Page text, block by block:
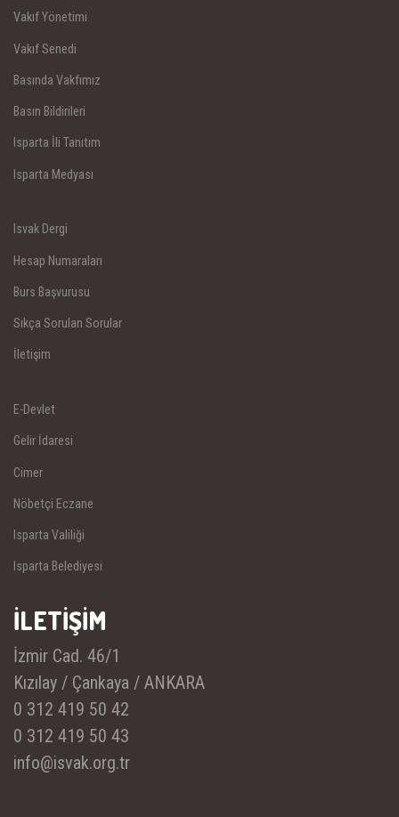
Vakıf Yönetimi
Vakıf Senedi
Basında Vakfımız
Basın Bildirileri
Isparta İli Tanıtım
Isparta Medyası
Isvak Dergi
Hesap Numaraları
Burs Başvurusu
Sıkça Sorulan Sorular
İletişim
E-Devlet
Gelir İdaresi
Cimer
Nöbetçi Eczane
Isparta Valiliği
Isparta Belediyesi
İLETİŞİM
İzmir Cad. 46/1
Kızılay / Çankaya / ANKARA
0 312 419 50 42
0 312 419 50 43
info@isvak.org.tr